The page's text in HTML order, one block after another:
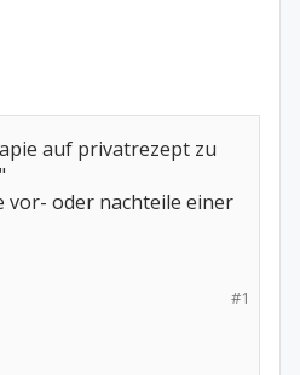
auf privatrezept zu
vor- oder nachteile einer
#1